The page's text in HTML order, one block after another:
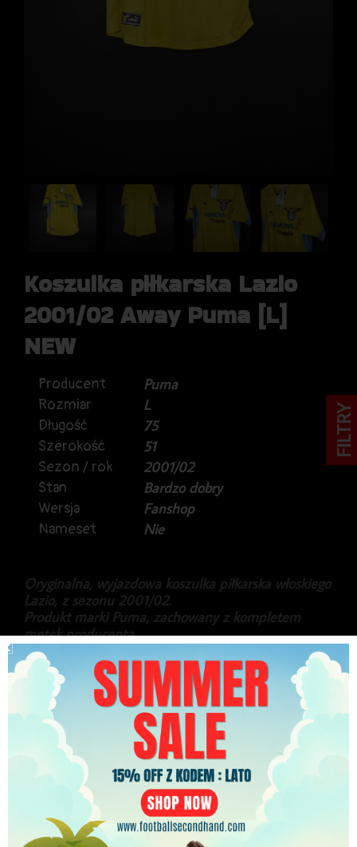
Koszulka piłkarska Lazio
2001/02 Away Puma [L]
NEW
Producent
Puma
Rozmiar
L
Długość
75
Szerokość
51
Sezon / rok
2001/02
Stan
Bardzo dobry
Wersja
Fanshop
Nameset
Nie
Oryginalna, wyjazdowa koszulka piłkarska włoskiego
Lazio, z sezonu 2001/02.
Produkt marki Puma, zachowany z kompletem
metek producenta.
Koszulka za czasów Hernana Crespo, Mendiety czy
Dino Baggio.
499.99 zł
Najniższa cena w ciągu ostatnich 30 dni: 499.99 zł
FILTRY